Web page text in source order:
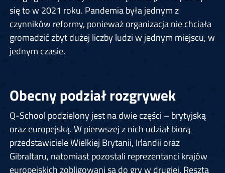
się to w 2021 roku. Pandemia była jednym z
czynników reformy, ponieważ organizacja nie chciała
gromadzić zbyt dużej liczby ludzi w jednym miejscu, w
jednym czasie.
Obecny podział rozgrywek
Q-School podzielony jest na dwie części – brytyjską
oraz europejską. W pierwszej z nich udział biorą
przedstawiciele Wielkiej Brytanii, Irlandii oraz
Gibraltaru, natomiast pozostali reprezentanci krajów
europejskich zobligowani są do gry w drugiej. Reszta